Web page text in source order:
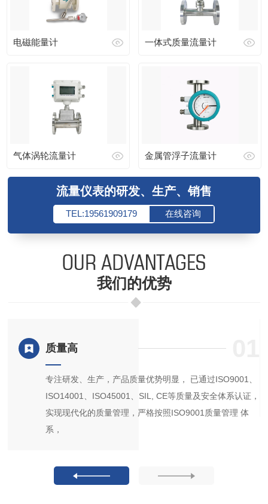
电磁能量计 一体式质量流量计
气体涡轮流量计 金属管浮子流量计
流量仪表的研发、生产、销售
TEL:19561909179 在线咨询
我们的优势
质量高
专注研发、生产，产品质量优势明显， 已通过ISO9001、
ISO14001、ISO45001、SIL, CE等质量及安全体系认证，
实现现代化的质量管理，严格按照ISO9001质量管理 体
系，